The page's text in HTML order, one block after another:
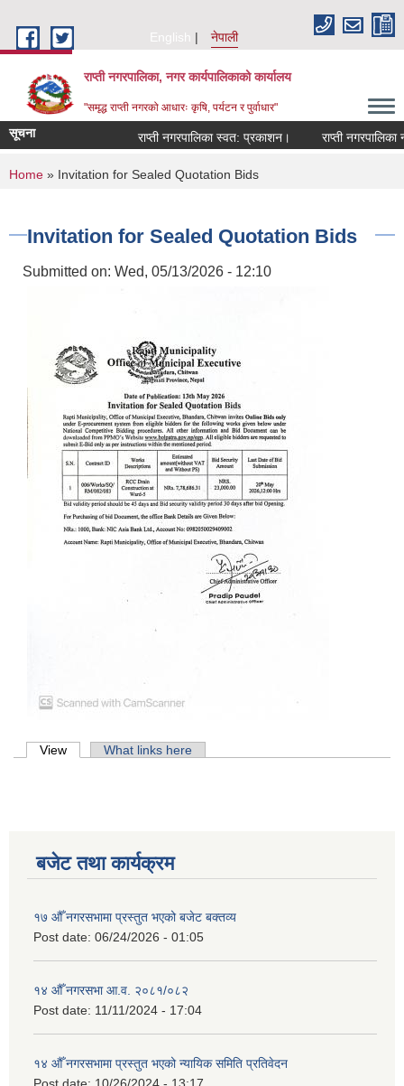
English
नेपाली
राप्ती नगरपालिका, नगर कार्यपालिकाको कार्यालय
"समृद्ध राप्ती नगरको आधारः कृषि, पर्यटन र पुर्वाधार"
सूचना राप्ती नगरपालिका स्वत: प्रकाशन। राप्ती नगरपालिका
You are here
Home » Invitation for Sealed Quotation Bids
Invitation for Sealed Quotation Bids
Submitted on: Wed, 05/13/2026 - 12:10
Primary tabs
View (active tab)What links here
बजेट तथा कार्यक्रम
१७ औँ नगरसभामा प्रस्तुत भएको बजेट बक्तव्य
Post date: 06/24/2026 - 01:05
१४ औँ नगरसभा आ.व. २०८१/०८२
Post date: 11/11/2024 - 17:04
१४ औँ नगरसभामा प्रस्तुत भएको न्यायिक समिति प्रतिवेदन